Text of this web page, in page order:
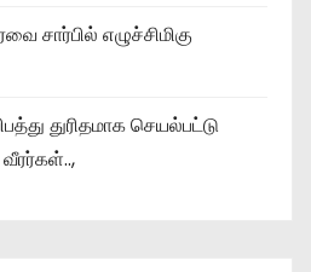
சார்பில் எழுச்சிமிகு
துரிதமாக செயல்பட்டு